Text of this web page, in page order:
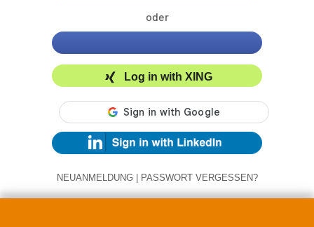
oder
Log in with XING
NEUANMELDUNG | PASSWORT VERGESSEN?